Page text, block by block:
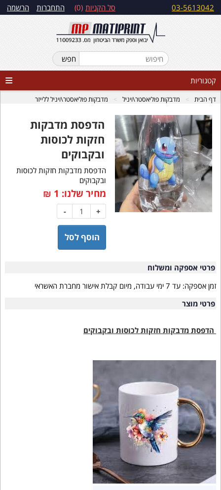
התחברות הרשמה סל הקניות 0 03-5613042
קטגוריות
דף הבית מדבקות פוליאסטר\ויניל מדבקות פוליאסטר\ויניל ללייזר
הדפסת מדבקות
חזקות לכוסות
ובקבוקים
הדפסת מדבקות חזקות לכוסות
ובקבוקים
מחיר שלנו: 1
₪
+
-
הוסף לסל
פרטי אספקה ומשלוח
זמן אספקה: עד 7 ימי עבודה, מיום קבלת אישור מחברת האשראי
פרטי מוצר
הדפסת מדבקות חזקות לכוסות ובקבוקים